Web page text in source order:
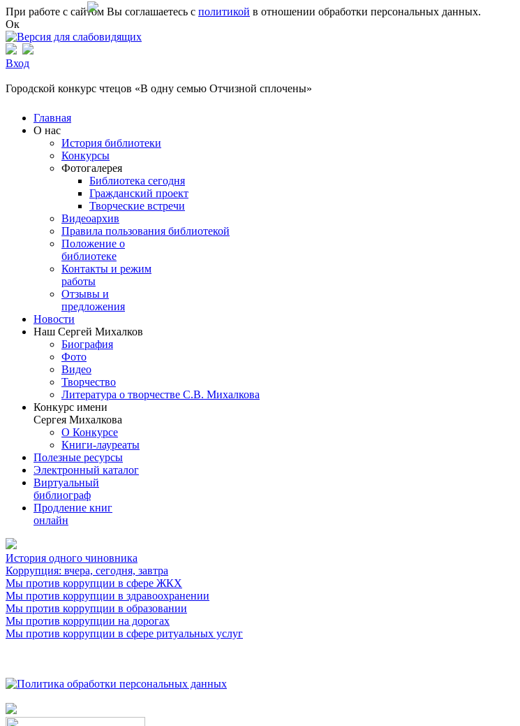
Перейти к основному содержанию
При работе с сайтом Вы соглашаетесь с политикой в отношении обработки персональных данных.
Ок
Вход
Городской конкурс чтецов «В одну семью Отчизной сплочены»
Главная
О нас
История библиотеки
Конкурсы
Фотогалерея
Библиотека сегодня
Гражданский проект
Творческие встречи
Видеоархив
Правила пользования библиотекой
Положение о
библиотеке
Контакты и режим
работы
Отзывы и
предложения
Новости
Наш Сергей Михалков
Биография
Фото
Видео
Творчество
Литература о творчестве С.В. Михалкова
Конкурс имени
Сергея Михалкова
О Конкурсе
Книги-лауреаты
Полезные ресурсы
Электронный каталог
Виртуальный
библиограф
Продление книг
онлайн
История одного чиновника
Коррупция: вчера, сегодня, завтра
Мы против коррупции в сфере ЖКХ
Мы против коррупции в здравоохранении
Мы против коррупции в образовании
Мы против коррупции на дорогах
Мы против коррупции в сфере ритуальных услуг